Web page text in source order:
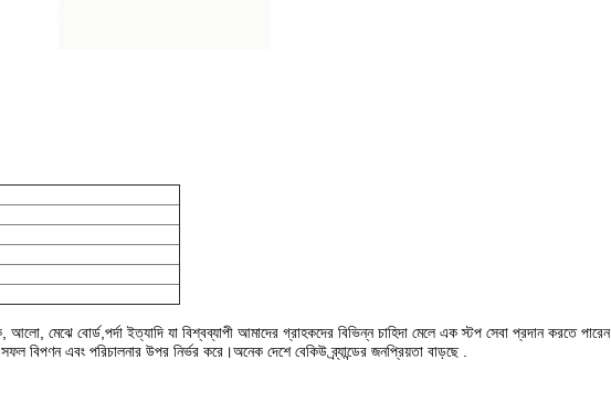
মেঝে বোর্ড,পর্দা ইত্যাদি যা বিশ্বব্যাপী আমাদের গ্রাহকদের বিভিন্ন চাহিদা মেলে এক স্টপ সেবা প্রদান করতে পারেন
বিপণন এবং পরিচালনার উপর নির্ভর করে।অনেক দেশে বেকিউ ব্র্যান্ডের জনপ্রিয়তা বাড়ছে .